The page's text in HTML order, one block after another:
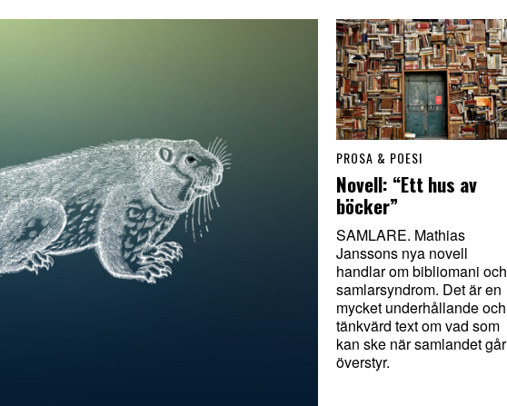
PROSA & POESI
Novell: “Ett hus av
böcker”
SAMLARE. Mathias
Janssons nya novell
handlar om bibliomani och
samlarsyndrom. Det är en
mycket underhållande och
tänkvärd text om vad som
kan ske när samlandet går
överstyr.